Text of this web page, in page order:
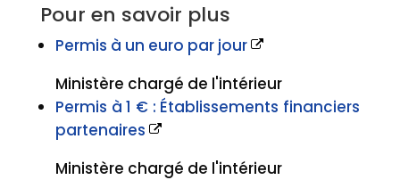
Pour en savoir plus
Permis à un euro par jour
Ministère chargé de l'intérieur
Permis à 1 € : Établissements financiers
partenaires
Ministère chargé de l'intérieur